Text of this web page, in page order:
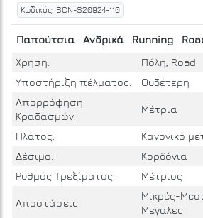
Κωδικός: SCN-S20924-110
Παπούτσια Ανδρικά Running
Χρήση:
Πόλη, Road
Υποστήριξη πέλματος:
Ουδέτερη
Απορρόφηση
Κραδασμών:
Μέτρια
Πλάτος:
Κανονικό
Δέσιμο:
Κορδόνια
Ρυθμός Τρεξίματος:
Μέτριος
Αποστάσεις:
Μικρές-
Μεγάλες